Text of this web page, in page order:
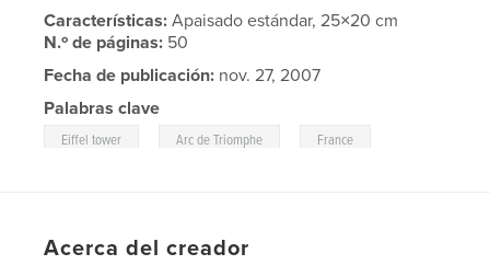
Características:Apaisado estándar, 25×20 cm
N.º de páginas: 50
Fecha de publicación: nov. 27, 2007
Palabras clave
Eiffel tower Arc de Triomphe France
Acerca del creador